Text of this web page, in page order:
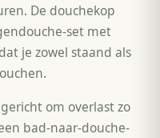
De douchekop
set met
je zowel staand als
om overlast zo
bad-naar-douche-